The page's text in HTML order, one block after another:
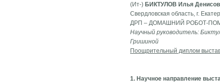
(Ит-) БИКТУЛОВ Илья
Свердловская область, г.
ДРП – ДОМАШНИЙ РОБОТ-
Научный руководитель:
Гришиной
Поощрительный диплом
1. Научное направление